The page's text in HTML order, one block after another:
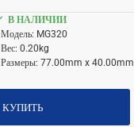
В НАЛИЧИИ
Модель: MG320
Вес: 0.20kg
Размеры: 77.00mm x
КУПИТЬ